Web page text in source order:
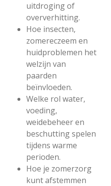
uitdroging of
oververhitting.
Hoe insecten,
zomereczeem en
huidproblemen het
welzijn van
paarden
beïnvloeden.
Welke rol water,
voeding,
weidebeheer en
beschutting spelen
tijdens warme
perioden.
Hoe je zomerzorg
kunt afstemmen